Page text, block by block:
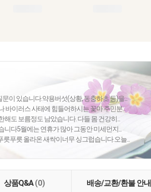
이 있습니다.약용버섯(상황, 동충하초 등)을...
바이러스 사태에 힘들어하시는 꽃마 주민분...
해도 보름정도 남았습니다. 다들 몸 건강히...
니다5월에는 연휴가 많아 그동안 미세먼지...
릇푸릇 올라온 새싹이너무 싱그럽습니다.오늘...
상품Q&A(0) 배송/교환/환불 안내